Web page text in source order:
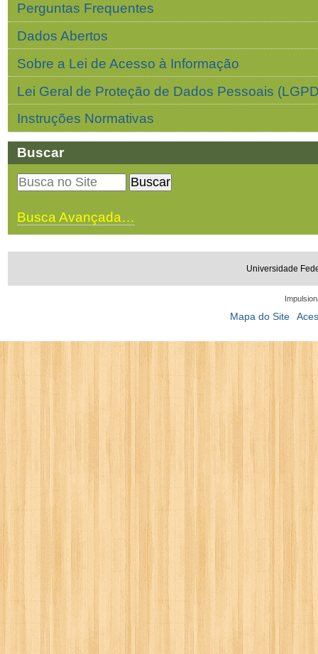
Perguntas Frequentes
Dados Abertos
Sobre a Lei de Acesso à Informação
Lei Geral de Proteção de Dados Pessoais
Instruções Normativas
Buscar
Busca Avançada…
Universidade
Mapa do Site